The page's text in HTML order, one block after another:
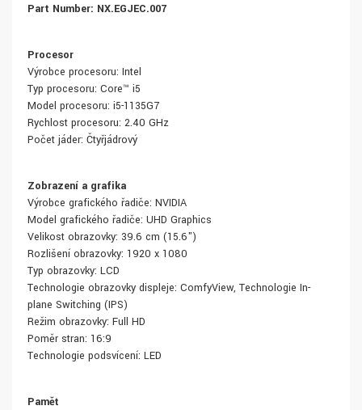
Part Number: NX.EGJEC.007
Procesor
Výrobce procesoru: Intel
Typ procesoru: Core™ i5
Model procesoru: i5-1135G7
Rychlost procesoru: 2.40 GHz
Počet jáder: Čtyřjádrový
Zobrazení a grafika
Výrobce grafického řadiče: NVIDIA
Model grafického řadiče: UHD Graphics
Velikost obrazovky: 39.6 cm (15.6")
Rozlišení obrazovky: 1920 x 1080
Typ obrazovky: LCD
Technologie obrazovky displeje: ComfyView, Technologie In-
plane Switching (IPS)
Režim obrazovky: Full HD
Poměr stran: 16:9
Technologie podsvícení: LED
Paměť